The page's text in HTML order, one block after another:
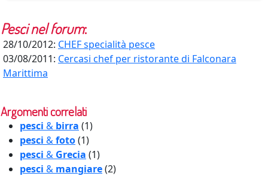
Pescinel forum:
28/10/2012: CHEF specialità pesce
03/08/2011: Cercasi chef per ristorante di Falconara
Marittima
Argomenti correlati
pesci & birra (1)
pesci &foto(1)
pesci & Grecia (1)
pesci & mangiare(2)